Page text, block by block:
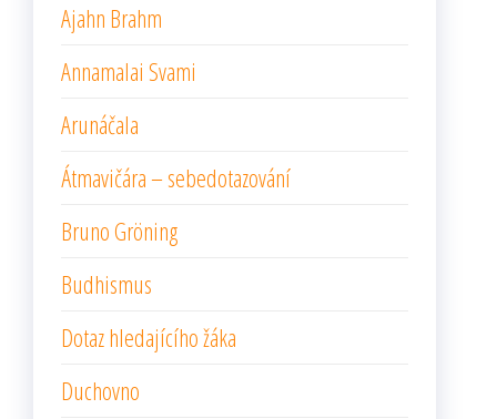
Ajahn Brahm
Annamalai Svami
Arunáčala
Átmavičára – sebedotazování
Bruno Gröning
Budhismus
Dotaz hledajícího žáka
Duchovno